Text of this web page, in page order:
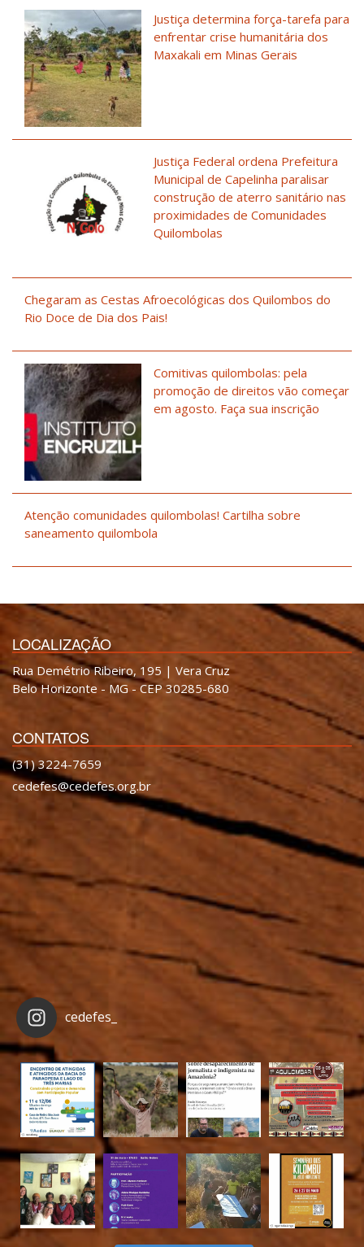
Justiça determina força-tarefa para
enfrentar crise humanitária dos
Maxakali em Minas Gerais
Justiça Federal ordena Prefeitura
Municipal de Capelinha paralisar
construção de aterro sanitário nas
proximidades de Comunidades
Quilombolas
Chegaram as Cestas Afroecológicas dos Quilombos do
Rio Doce de Dia dos Pais!
Comitivas quilombolas: pela
promoção de direitos vão começar
em agosto. Faça sua inscrição
Atenção comunidades quilombolas! Cartilha sobre
saneamento quilombola
LOCALIZAÇÃO
Rua Demétrio Ribeiro, 195 | Vera Cruz
Belo Horizonte - MG - CEP 30285-680
CONTATOS
(31) 3224-7659
cedefes@cedefes.org.br
cedefes_